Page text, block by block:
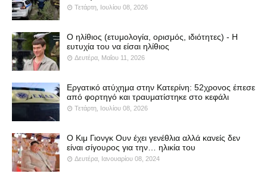
Τετάρτη, Ιουλίου 08, 2026
Ο ηλίθιος (ετυμολογία, ορισμός, ιδιότητες) - Η
ευτυχία του να είσαι ηλίθιος
Δευτέρα, Μαΐου 11, 2026
Εργατικό ατύχημα στην Κατερίνη: 52χρονος έπεσε
από φορτηγό και τραυματίστηκε στο κεφάλι
Τετάρτη, Ιουλίου 08, 2026
Ο Κιμ Γιονγκ Ουν έχει γενέθλια αλλά κανείς δεν
είναι σίγουρος για την… ηλικία του
Δευτέρα, Ιανουαρίου 08, 2024